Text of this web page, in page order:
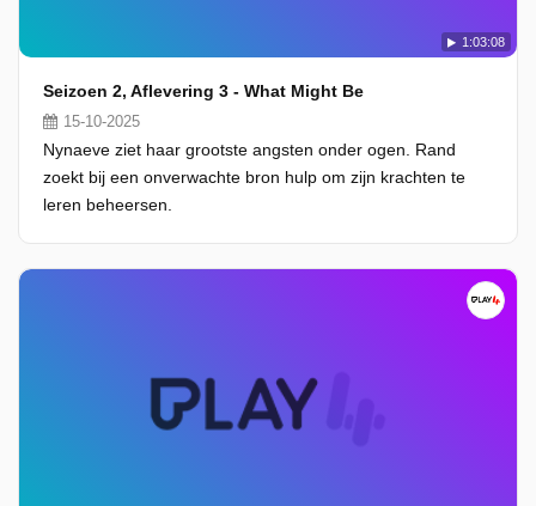
1:03:08
Seizoen 2, Aflevering 3 - What Might Be
15-10-2025
Nynaeve ziet haar grootste angsten onder ogen. Rand
zoekt bij een onverwachte bron hulp om zijn krachten te
leren beheersen.